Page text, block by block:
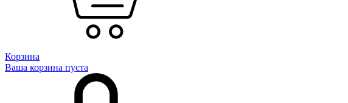
Корзина
Ваша корзина пуста